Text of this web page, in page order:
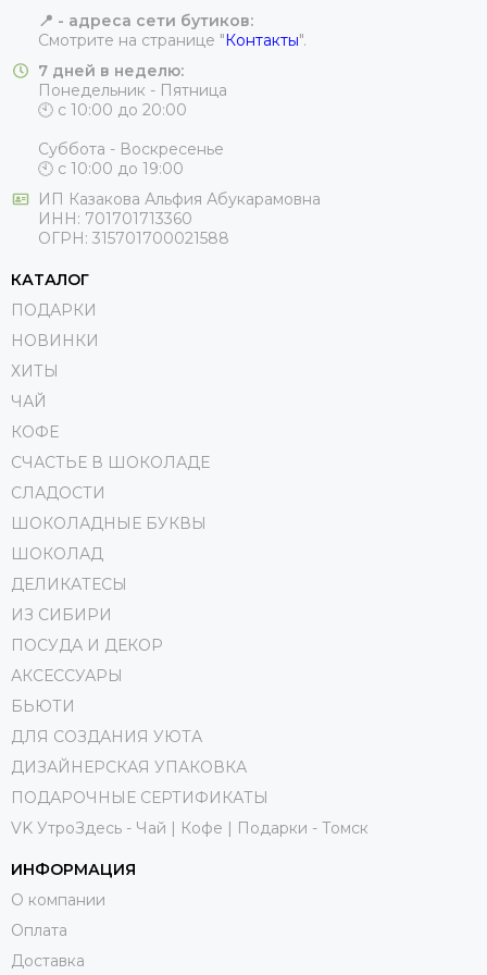
📍 - адреса сети бутиков:
Смотрите на странице "Контакты".
7 дней в неделю:
Понедельник - Пятница
🕙 с 10:00 до 20:00
Суббота - Воскресенье
🕙 с 10:00 до 19:00
ИП Казакова Альфия Абукарамовна
ИНН: 701701713360
ОГРН: 315701700021588
КАТАЛОГ
ПОДАРКИ
НОВИНКИ
ХИТЫ
ЧАЙ
КОФЕ
СЧАСТЬЕ В ШОКОЛАДЕ
СЛАДОСТИ
ШОКОЛАДНЫЕ БУКВЫ
ШОКОЛАД
ДЕЛИКАТЕСЫ
ИЗ СИБИРИ
ПОСУДА И ДЕКОР
АКСЕССУАРЫ
БЬЮТИ
ДЛЯ СОЗДАНИЯ УЮТА
ДИЗАЙНЕРСКАЯ УПАКОВКА
ПОДАРОЧНЫЕ СЕРТИФИКАТЫ
VK УтроЗдесь - Чай | Кофе | Подарки - Томск
ИНФОРМАЦИЯ
О компании
Оплата
Доставка